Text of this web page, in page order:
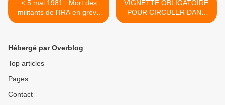
< 5 mai 1981 : Mort des
militants de l'IRA en grève
de la faim
VIGNETTE OBLIGATOIRE
POUR CIRCULER DANS
LES ZCR A COMPTER DU
Hébergé par Overblog
Top articles
Pages
Contact